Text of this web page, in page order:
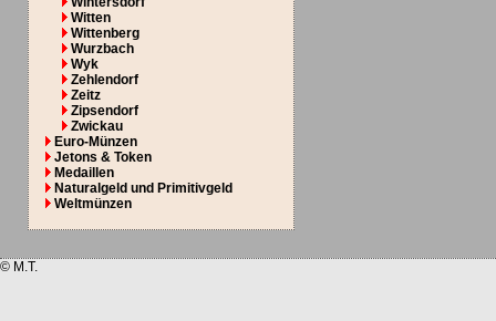
Witten
Wittenberg
Wurzbach
Wyk
Zehlendorf
Zeitz
Zipsendorf
Zwickau
Euro-Münzen
Jetons & Token
Medaillen
Naturalgeld und Primitivgeld
Weltmünzen
© M.T.